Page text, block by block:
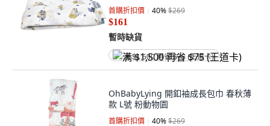
首購折扣價 40%$269
$161
暫時缺貨
满 $1,500 再省 $75 (王道卡)
OhBabyLying 開釦袖成長包巾 春秋薄
款 L號 粉動物園
首購折扣價 40%$269